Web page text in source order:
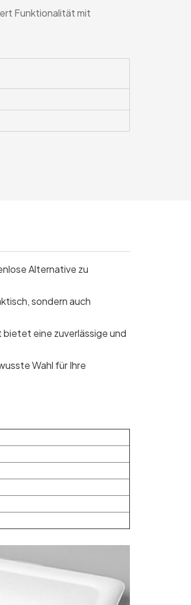
Funktionalität mit
Alternative zu
sondern auch
eine zuverlässige und
Wahl für Ihre